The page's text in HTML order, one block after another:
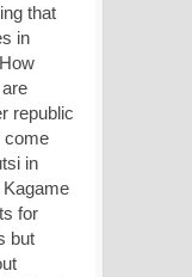
that
in
republic
come
in
for
but